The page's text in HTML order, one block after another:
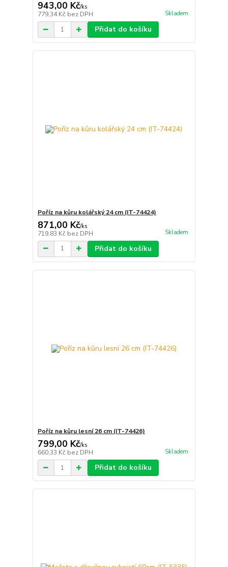
943,00 Kč/ks
779,34 Kč bez DPH Skladem
Přidat do košíku
Poříz na kůru kolářský 24 cm (IT-74424)
871,00 Kč/ks
719,83 Kč bez DPH Skladem
Přidat do košíku
Poříz na kůru lesní 26 cm (IT-74426)
799,00 Kč/ks
660,33 Kč bez DPH Skladem
Přidat do košíku